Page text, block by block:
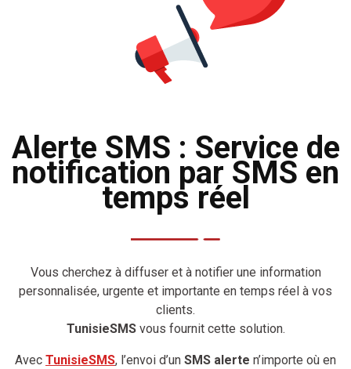
Alerte SMS : Service de
notification par SMS en
temps réel
Vous cherchez à diffuser et à notifier une information
personnalisée, urgente et importante en temps réel à vos
clients.
TunisieSMSvous fournit cette solution.
Avec TunisieSMS, l’envoi d’un SMS alerte n’importe où en